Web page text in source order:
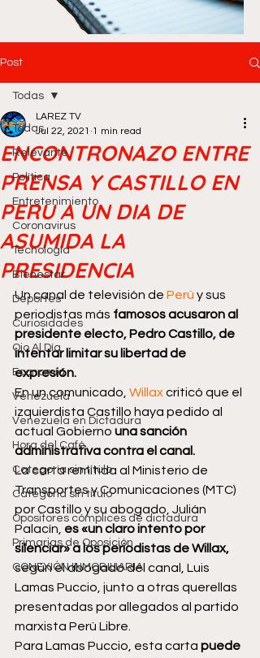
Post
Todas
Relevante
Política
Entretenimiento
Coronavirus
Tecnología
Bienestar
Deportes
Curiosidades
Ojo Al Día
Economía
Venezuela
Venezuela en Dictadura
Hora del Café
Categoría sin título
Categoría sin título
Opositores cómplices de dictadura
Primarias de Oposición
CONEXIÓN INMOBILIARIA
Todas
ENCONTRONAZO ENTRE
PRENSA Y CASTILLO EN
PERU A UN DIA DE
ASUMIDA LA
PRESIDENCIA
LAREZ TV
Jul 22, 2021 1 min read
Un canal de televisión de Perú y sus
periodistas más famosos acusaron al
presidente electo, Pedro Castillo, de
intentar limitar su libertad de
expresión.
En un comunicado, Willax criticó que el
izquierdista Castillo haya pedido al
actual Gobierno una sanción
administrativa contra el canal.
La carta remitida al Ministerio de
Transportes y Comunicaciones (MTC)
por Castillo y su abogado, Julián
Palacín, es «un claro intento por
silenciar» a los periodistas de Willax,
según el abogado del canal, Luis
Lamas Puccio, junto a otras querellas
presentadas por allegados al partido
marxista Perú Libre.
Para Lamas Puccio, esta carta puede